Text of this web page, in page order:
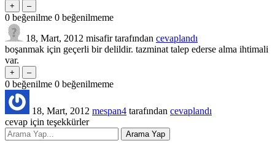
0 beğenilme 0 beğenilmeme
18, Mart, 2012 misafir tarafından cevaplandı
boşanmak için geçerli bir delildir. tazminat talep ederse alma ihtimali
var.
0 beğenilme 0 beğenilmeme
18, Mart, 2012 mespan4 tarafından cevaplandı
cevap için teşekkürler